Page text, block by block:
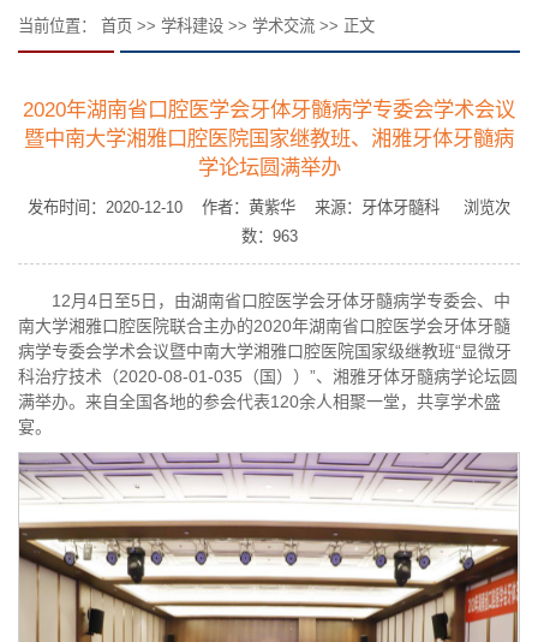
当前位置： 首页 >> 学科建设 >> 学术交流 >> 正文
2020年湖南省口腔医学会牙体牙髓病学专委会学术会议
暨中南大学湘雅口腔医院国家继教班、湘雅牙体牙髓病
学论坛圆满举办
发布时间：2020-12-10 作者：黄紫华 来源：牙体牙髓科 浏览次
数： 963
12月4日至5日，由湖南省口腔医学会牙体牙髓病学专委会、中
南大学湘雅口腔医院联合主办的2020年湖南省口腔医学会牙体牙髓
病学专委会学术会议暨中南大学湘雅口腔医院国家级继教班“显微牙
科治疗技术（2020-08-01-035（国））”、湘雅牙体牙髓病学论坛圆
满举办。来自全国各地的参会代表120余人相聚一堂，共享学术盛
宴。